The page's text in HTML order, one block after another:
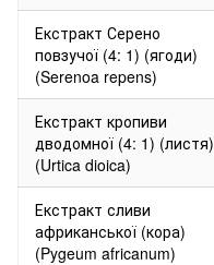
Екстракт Серено
повзучої (4: 1) (ягоди)
(Serenoa repens)
Екстракт кропиви
дводомної (4: 1) (листя)
(Urtica dioica)
Екстракт сливи
африканської (кора)
(Pygeum africanum)